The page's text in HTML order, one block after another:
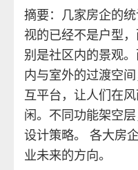
摘要：几家房企的
视的已经不是户型
别是社区内的景观
内与室外的过渡空
互平台，让人们在
闲。不同功能架空
设计策略。 各大房
业未来的方向。